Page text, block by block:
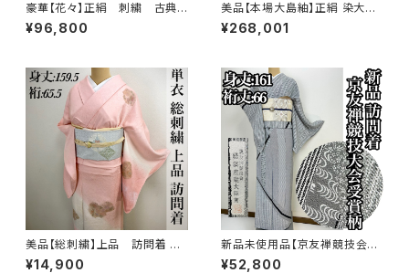
豪華【花々】正絹 刺繍 古典
柄 振袖セット s703
¥96,800
美品【本場大島紬】正絹 染大島
紬 訪問着s776
¥268,001
美品【総刺繍】上品 訪問着 単
衣 s182
¥14,900
新品未使用品【京友禅競技会大
会受賞柄】正絹 袷 訪問着s758
¥52,800